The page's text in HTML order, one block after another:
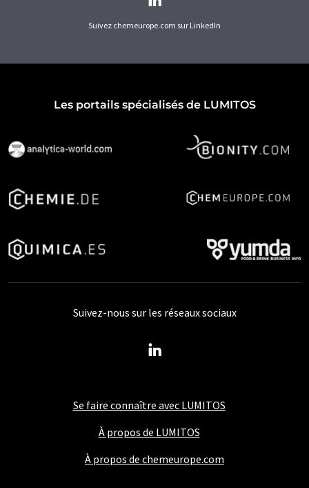
Suivez chemeurope.com sur LinkedIn
Les portails spécialisés de LUMITOS
Se faire connaître avec LUMITOS
À propos de LUMITOS
À propos de chemeurope.com
Suivez-nous sur les réseaux sociaux